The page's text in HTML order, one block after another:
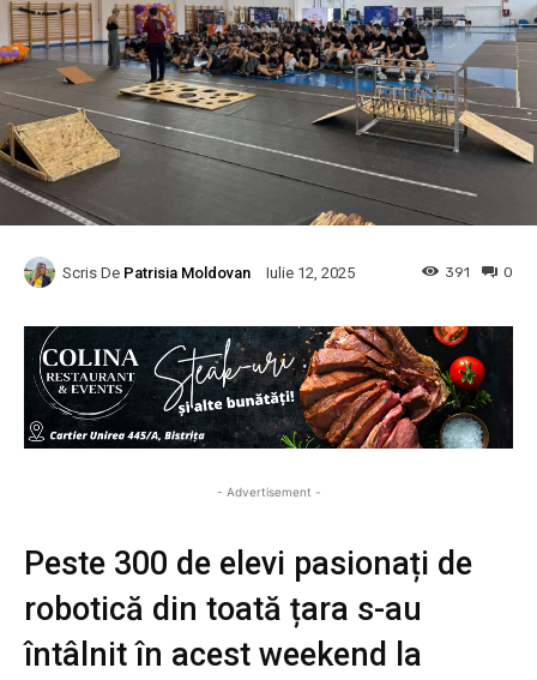
Scris De Patrisia Moldovan Iulie 12, 2025 0
391
- Advertisement -
Peste 300 de elevi pasionați de
robotică din toată țara s-au
întâlnit în acest weekend la